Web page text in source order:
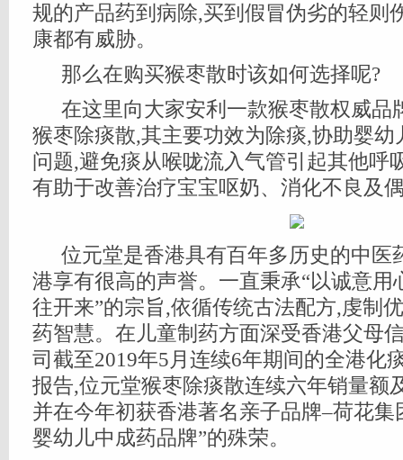
规的产品药到病除,买到假冒伪劣的轻则
康都有威胁。
那么在购买猴枣散时该如何选择呢?
在这里向大家安利一款猴枣散权威
猴枣除痰散,其主要功效为除痰,协助婴
问题,避免痰从喉咙流入气管引起其他呼
有助于改善治疗宝宝呕奶、消化不良及
位元堂是香港具有百年多历史的中医
港享有很高的声誉。一直秉承“以诚意用
往开来”的宗旨,依循传统古法配方,虔制
药智慧。在儿童制药方面深受香港父母
司截至2019年5月连续6年期间的全港化
报告,位元堂猴枣除痰散连续六年销量额
并在今年初获香港著名亲子品牌–荷花集
婴幼儿中成药品牌”的殊荣。